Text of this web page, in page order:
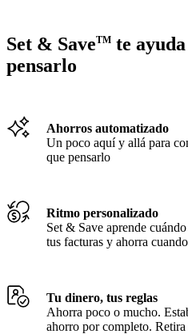
Set & SaveTM te
pensarlo
Ahorros automatizado
Un poco aquí y allá para
que pensarlo
Ritmo personalizado
Set & Save aprende
tus facturas y ahorra
Tu dinero, tus reglas
Ahorra poco o mucho.
ahorro por completo.